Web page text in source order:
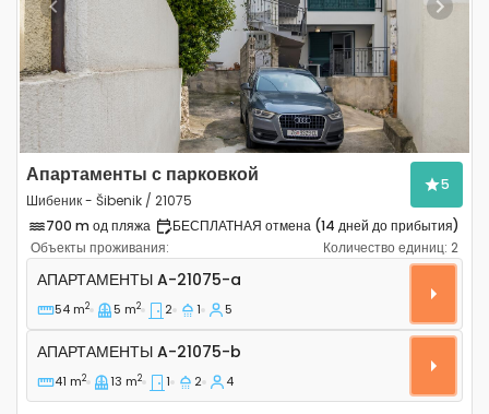
Previous Next
Апартаменты с парковкой
Шибеник - Šibenik / 21075
5
700 m од пляжа
БЕСПЛАТНАЯ отмена (14 дней до прибытия)
Объекты проживания:
Количество единиц: 2
Двухкомнатные апартаменты Шибеник - Šibenik A-
АПАРТАМЕНТЫ A-21075-a
54 m2 5 m2 2 1 5
Апартаменты A-21075-b
АПАРТАМЕНТЫ A-21075-b
41 m2 13 m2 1 2 4